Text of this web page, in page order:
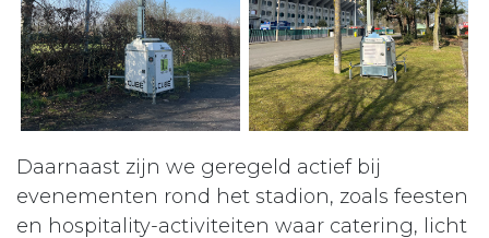
Daarnaast zijn we geregeld actief bij
evenementen rond het stadion, zoals feesten
en hospitality-activiteiten waar catering, licht